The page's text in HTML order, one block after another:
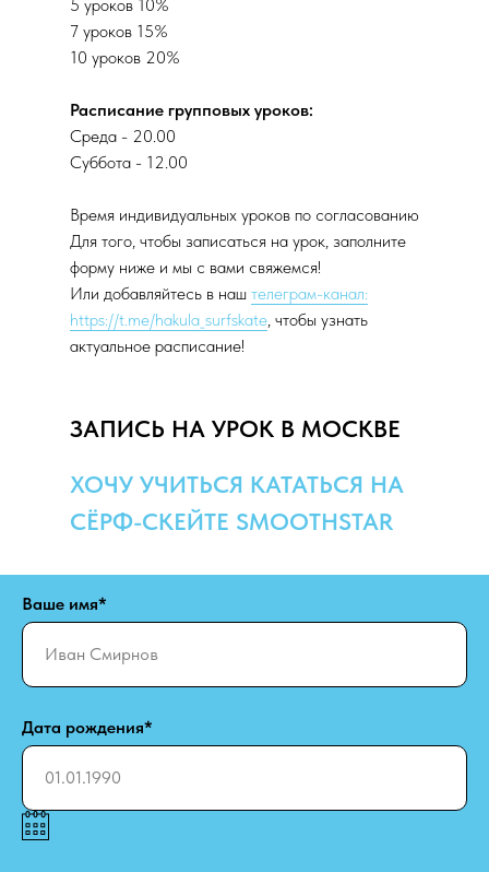
5 уроков 10%
7 уроков 15%
10 уроков 20%
Расписание групповых уроков:
Среда - 20.00
Суббота - 12.00
Время индивидуальных уроков по согласованию
Для того, чтобы записаться на урок, заполните
форму ниже и мы с вами свяжемся!
Или добавляйтесь в наш телеграм-канал:
https://t.me/hakula_surfskate , чтобы узнать
актуальное расписание!
ЗАПИСЬ НА УРОК В МОСКВЕ
ХОЧУ УЧИТЬСЯ КАТАТЬСЯ НА
СЁРФ-СКЕЙТЕ SMOOTHSTAR
Ваше имя*
Дата рождения*